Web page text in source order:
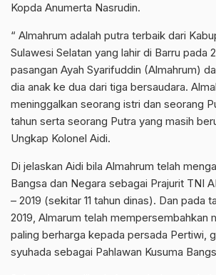
Kopda Anumerta Nasrudin.
“ Almahrum adalah putra terbaik dari
Sulawesi Selatan yang lahir di Barru pada
pasangan Ayah Syarifuddin (Almahrum)
dia anak ke dua dari tiga bersaudara.
meninggalkan seorang istri dan seorang
tahun serta seorang Putra yang masih
Ungkap Kolonel Aidi.
Di jelaskan Aidi bila Almahrum telah
Bangsa dan Negara sebagai Prajurit TNI
– 2019 (sekitar 11 tahun dinas). Dan pada
2019, Almarum telah mempersembahkan
paling berharga kepada persada Pertiwi,
syuhada sebagai Pahlawan Kusuma